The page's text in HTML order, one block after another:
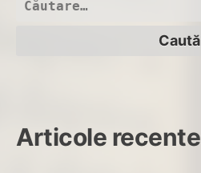
Articole recente